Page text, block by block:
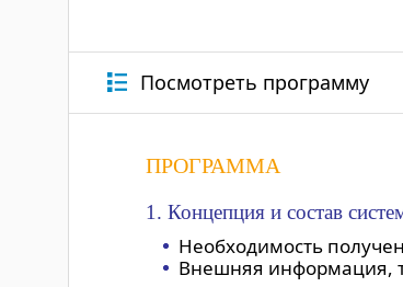
Посмотреть программу
ПРОГРАММА
1. Концепция и состав
Необходимость
Внешняя информация,